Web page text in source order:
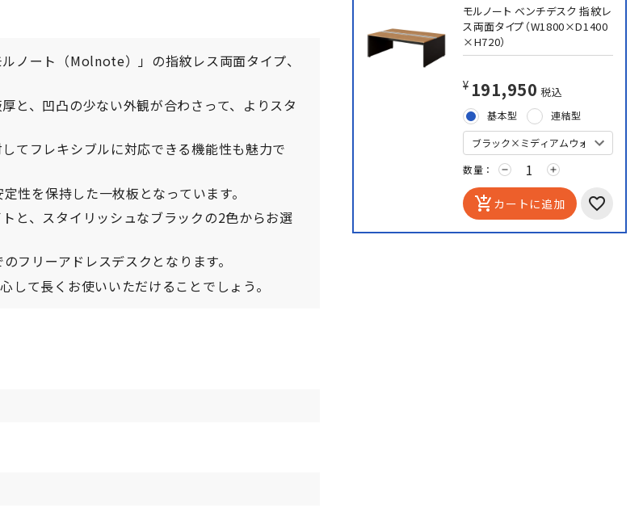
ノート（Molnote）」の指紋レス両面タイプ、
と、凹凸の少ない外観が合わさって、よりスタ
てフレキシブルに対応できる機能性も魅力で
性を保持した一枚板となっています。
と、スタイリッシュなブラックの2色からお選
フリーアドレスデスクとなります。
して長くお使いいただけることでしょう。
モルノート ベンチデスク 指紋レ
ス両面タイプ（W1800×D1400
×H720）
¥191,950 税込
基本型 連結型
数量： remove add
add_shopping_cart カートに追加